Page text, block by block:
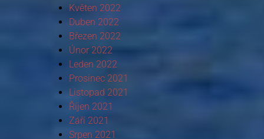
Květen 2022
Duben 2022
Březen 2022
Únor 2022
Leden 2022
Prosinec 2021
Listopad 2021
Říjen 2021
Září 2021
Srpen 2021